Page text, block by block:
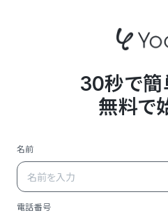
30秒で簡
無料で
名前
電話番号